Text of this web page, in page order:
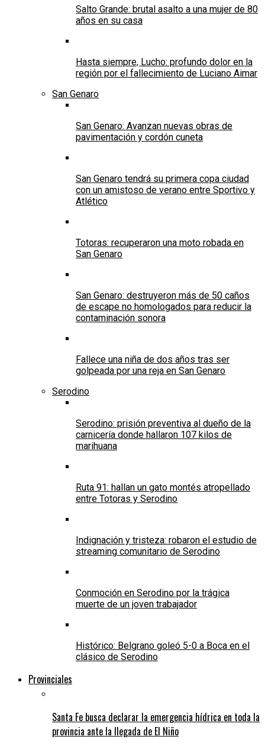
Salto Grande: brutal asalto a una mujer de 80
años en su casa
Hasta siempre, Lucho: profundo dolor en la
región por el fallecimiento de Luciano Aimar
San Genaro
San Genaro: Avanzan nuevas obras de
pavimentación y cordón cuneta
San Genaro tendrá su primera copa ciudad
con un amistoso de verano entre Sportivo y
Atlético
Totoras: recuperaron una moto robada en
San Genaro
San Genaro: destruyeron más de 50 caños
de escape no homologados para reducir la
contaminación sonora
Fallece una niña de dos años tras ser
golpeada por una reja en San Genaro
Serodino
Serodino: prisión preventiva al dueño de la
carnicería donde hallaron 107 kilos de
marihuana
Ruta 91: hallan un gato montés atropellado
entre Totoras y Serodino
Indignación y tristeza: robaron el estudio de
streaming comunitario de Serodino
Conmoción en Serodino por la trágica
muerte de un joven trabajador
Histórico: Belgrano goleó 5-0 a Boca en el
clásico de Serodino
Provinciales
Santa Fe busca declarar la emergencia hídrica en toda la
provincia ante la llegada de El Niño